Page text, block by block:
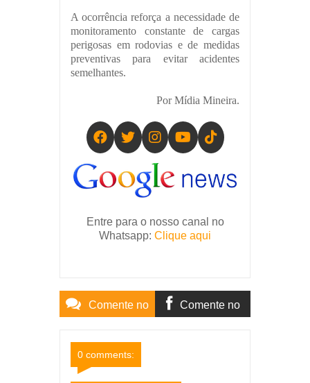
A ocorrência reforça a necessidade de
monitoramento constante de cargas
perigosas em rodovias e de medidas
preventivas para evitar acidentes
semelhantes.
Por Mídia Mineira.
Entre para o nosso canal no
Whatsapp: Clique aqui
Comente no Comente no
0 comments: